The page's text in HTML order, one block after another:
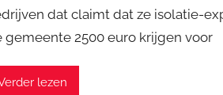
M
a
dat claimt dat ze isolatie-
gemeente 2500 euro krijgen voor
lezen